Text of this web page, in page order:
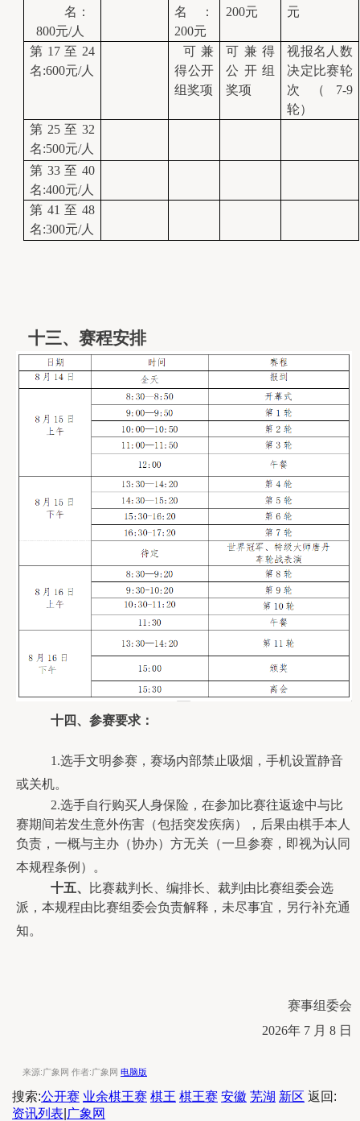
名：
800元/人
名：
200元
200元
元
第17至24
名:600元/人
可兼
得公开
组奖项
可兼得
公开组
奖项
视报名人数
决定比赛轮
次（7-9
轮）
第25至32
名:500元/人
第33至40
名:400元/人
第41至48
名:300元/人
十三、赛程安排
十四、参赛要求：
1.选手文明参赛，赛场内部禁止吸烟，手机设置静音
或关机。
2.选手自行购买人身保险，在参加比赛往返途中与比
赛期间若发生意外伤害（包括突发疾病），后果由棋手本人
负责，一概与主办（协办）方无关（一旦参赛，即视为认同
本规程条例）。
十五、
比赛裁判长、编排长、裁判由比赛组委会选
派，本规程由比赛组委会负责解释，未尽事宜，另行补充通
知。
赛事组委会
2026年 7 月 8 日
来源:广象网 作者:广象网 电脑版
搜索:公开赛 业余棋王赛 棋王 棋王赛 安徽 芜湖 新区 返回:
资讯列表 广象网